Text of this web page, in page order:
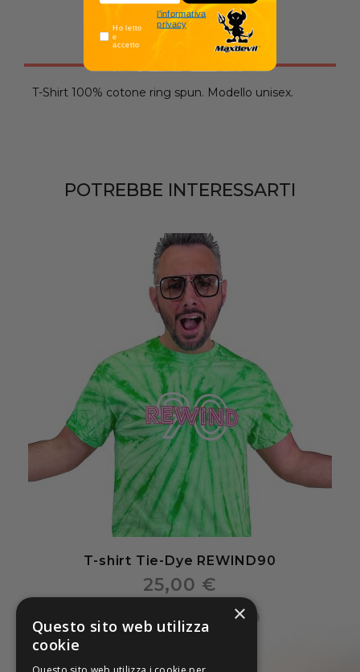
T-Shirt 100% cotone ring spun. Modello unisex.
POTREBBE INTERESSARTI
T-shirt Tie-Dye REWIND90
25,00 €
Ho letto
e
accetto
l'informativa
privacy
×
Questo sito web utilizza
cookie